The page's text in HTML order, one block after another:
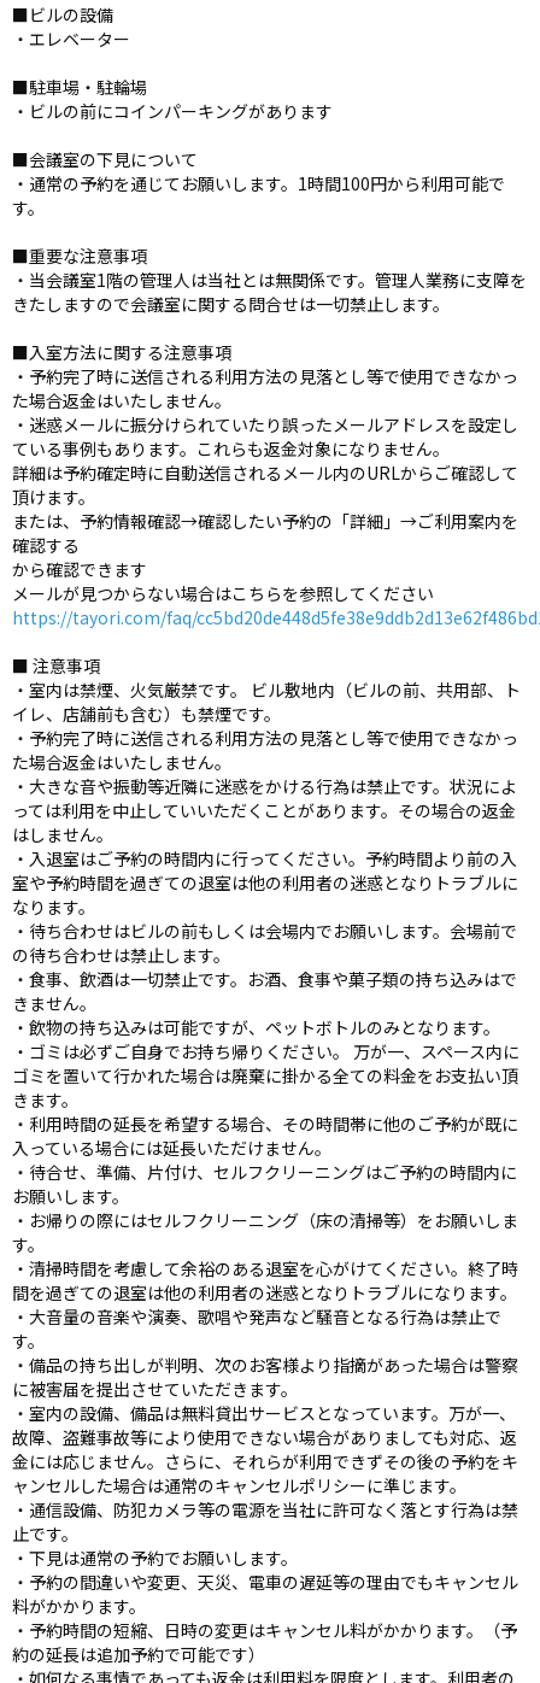
■ビルの設備
・エレベーター
■駐車場・駐輪場
・ビルの前にコインパーキングがあります
■会議室の下見について
・通常の予約を通じてお願いします。1時間100円から利用可能で
す。
■重要な注意事項
・当会議室1階の管理人は当社とは無関係です。管理人業務に支障を
きたしますので会議室に関する問合せは一切禁止します。
■入室方法に関する注意事項
・予約完了時に送信される利用方法の見落とし等で使用できなかっ
た場合返金はいたしません。
・迷惑メールに振分けられていたり誤ったメールアドレスを設定し
ている事例もあります。これらも返金対象になりません。
詳細は予約確定時に自動送信されるメール内のURLからご確認して
頂けます。
または、予約情報確認→確認したい予約の「詳細」→ご利用案内を
確認する
から確認できます
メールが見つからない場合はこちらを参照してください
https://tayori.com/faq/
■ 注意事項
・室内は禁煙、火気厳禁です。 ビル敷地内（ビルの前、共用部、ト
イレ、店舗前も含む）も禁煙です。
・予約完了時に送信される利用方法の見落とし等で使用できなかっ
た場合返金はいたしません。
・大きな音や振動等近隣に迷惑をかける行為は禁止です。状況によ
っては利用を中止していいただくことがあります。その場合の返金
はしません。
・入退室はご予約の時間内に行ってください。予約時間より前の入
室や予約時間を過ぎての退室は他の利用者の迷惑となりトラブルに
なります。
・待ち合わせはビルの前もしくは会場内でお願いします。会場前で
の待ち合わせは禁止します。
・食事、飲酒は一切禁止です。お酒、食事や菓子類の持ち込みはで
きません。
・飲物の持ち込みは可能ですが、ペットボトルのみとなります。
・ゴミは必ずご自身でお持ち帰りください。 万が一、スペース内に
ゴミを置いて行かれた場合は廃棄に掛かる全ての料金をお支払い頂
きます。
・利用時間の延長を希望する場合、その時間帯に他のご予約が既に
入っている場合には延長いただけません。
・待合せ、準備、片付け、セルフクリーニングはご予約の時間内に
お願いします。
・お帰りの際にはセルフクリーニング（床の清掃等）をお願いしま
す。
・清掃時間を考慮して余裕のある退室を心がけてください。終了時
間を過ぎての退室は他の利用者の迷惑となりトラブルになります。
・大音量の音楽や演奏、歌唱や発声など騒音となる行為は禁止で
す。
・備品の持ち出しが判明、次のお客様より指摘があった場合は警察
に被害届を提出させていただきます。
・室内の設備、備品は無料貸出サービスとなっています。万が一、
故障、盗難事故等により使用できない場合がありましても対応、返
金には応じません。さらに、それらが利用できずその後の予約をキ
ャンセルした場合は通常のキャンセルポリシーに準じます。
・通信設備、防犯カメラ等の電源を当社に許可なく落とす行為は禁
止です。
・下見は通常の予約でお願いします。
・予約の間違いや変更、天災、電車の遅延等の理由でもキャンセル
料がかかります。
・予約時間の短縮、日時の変更はキャンセル料がかかります。（予
約の延長は追加予約で可能です）
・如何なる事情であっても返金は利用料を限度とします。利用者の